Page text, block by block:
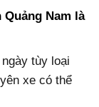
Nam là
tùy loại
xe có thể